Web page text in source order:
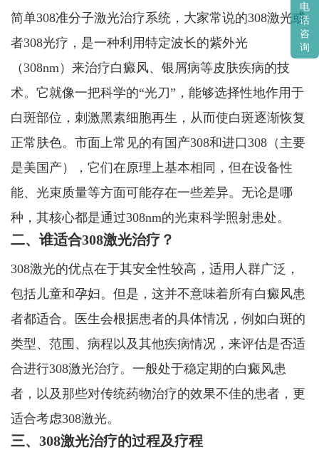
简单308准分子激光治疗系统，大家常说的308激光或
者308光疗，是一种利用特定波长的紫外光
（308nm）来治疗白癜风、银屑病等皮肤疾病的技
术。它就像一把科学的“光刀”，能够选择性地作用于
白斑部位，刺激黑素细胞再生，从而使白斑逐渐恢复
正常肤色。市面上常见的有国产308和进口308（主要
是美国产），它们在原理上基本相同，但在设备性
能、光束质量等方面可能存在一些差异。无论是哪
种，其核心都是通过308nm的光束科学照射患处。
二、谁适合308激光治疗？
308激光的优点在于其安全性较高，适用人群广泛，
包括儿童和孕妇。但是，这并不意味着所有白癜风患
者都适合。医生会根据患者的具体情况，例如白斑的
类型、范围、病程以及其他疾病情况，来评估是否适
合进行308激光治疗。一般处于稳定期的白癜风患
者，以及那些对传统药物治疗的效果不佳的患者，更
适合考虑308激光。
三、308激光治疗的过程及疗程
电
话
咨
询